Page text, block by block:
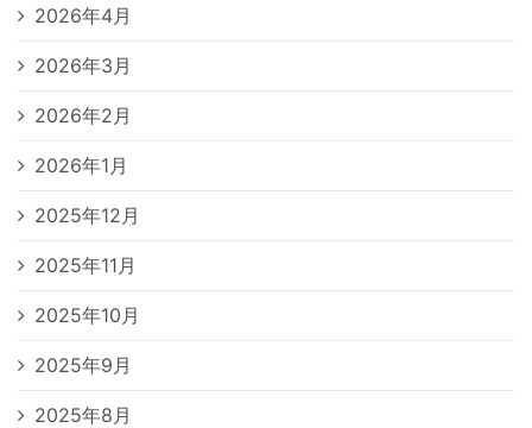
2026年4月
2026年3月
2026年2月
2026年1月
2025年12月
2025年11月
2025年10月
2025年9月
2025年8月